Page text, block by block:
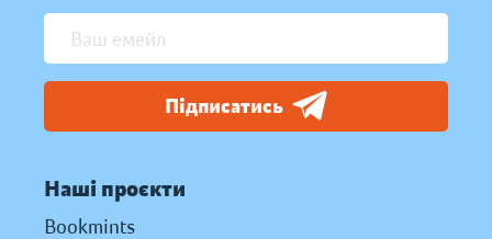
Підписатись
Наші проєкти
Bookmints